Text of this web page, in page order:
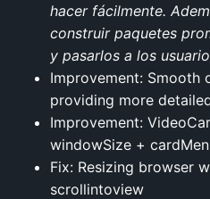
hacer fácilmente.
construir paquetes
y pasarlos a los
Improvement: Smooth
providing more
Improvement:
windowSize +
Fix: Resizing browser
scrollintoview